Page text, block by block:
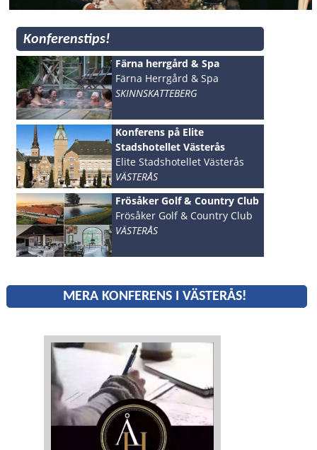
Konferenstips!
Färna herrgård & Spa
Färna Herrgård & Spa
SKINNSKATTEBERG
Konferens på Elite
Stadshotellet Västerås
Elite Stadshotellet Västerås
VÄSTERÅS
Frösåker Golf & Country Club
Frösåker Golf & Country Club
VÄSTERÅS
MERA KONFERENS I VÄSTERÅS!